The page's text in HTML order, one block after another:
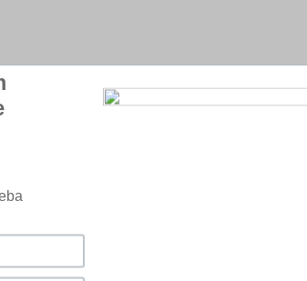
dispositivos que utilizem este modelo
da arma ou dispositivo, bem